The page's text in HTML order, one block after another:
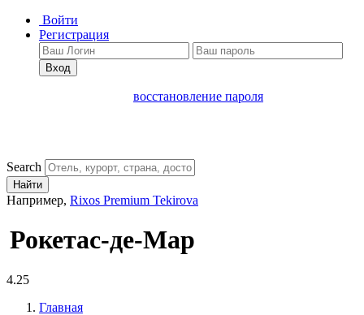
Войти
Регистрация
Вход
восстановление пароля
Search
Найти
Например, Rixos Premium Tekirova
Рокетас-де-Мар
4.25
Главная